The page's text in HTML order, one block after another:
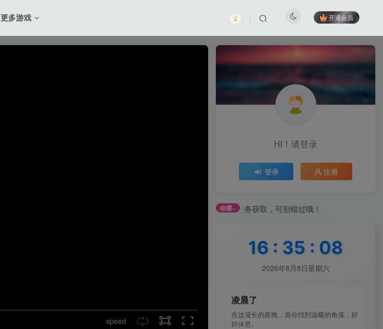
更多游戏 开通会员
speed
HI！请登录
登录 注册
哈喽~
全站积分可通过签到和每日任务获取，可别错过哦！
16 : 35 : 10
2026年8月8日星期六
凌晨了
在这漫长的夜晚，愿你找到温暖的角落，好
好休息。